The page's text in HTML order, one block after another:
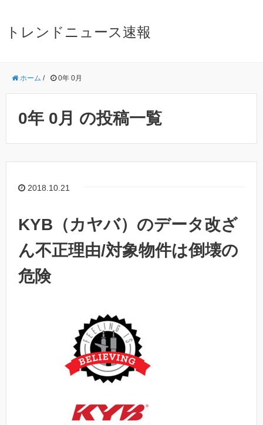
トレンドニュース速報
ホーム / 0年 0月
0年 0月 の投稿一覧
2018.10.21
KYB（カヤバ）のデータ改ざ
ん不正理由/対象物件は倒壊の
危険